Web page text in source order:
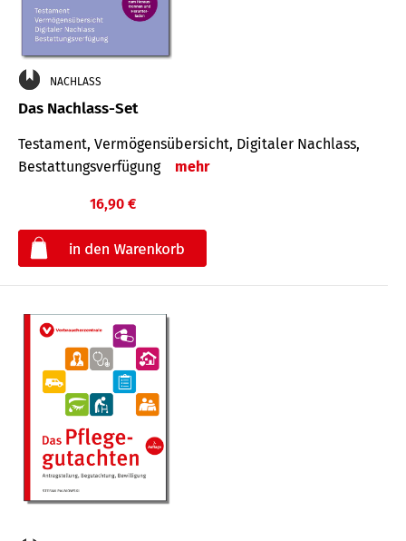
NACHLASS
Das Nachlass-Set
Testament, Vermögens­übersicht, Digitaler Nach­lass,
Bestat­tungs­ver­fügung
mehr
16,90 €